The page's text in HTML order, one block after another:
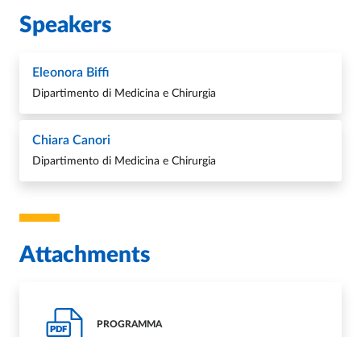
Speakers
Eleonora Biffi
Dipartimento di Medicina e Chirurgia
Chiara Canori
Dipartimento di Medicina e Chirurgia
Attachments
PDF
PROGRAMMA